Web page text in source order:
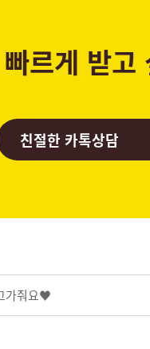
르게 받고
친절한 카톡상담
가줘요♥